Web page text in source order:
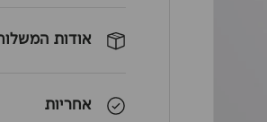
אודות
אחריות